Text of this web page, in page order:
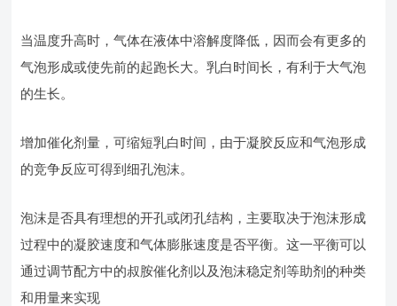
当温度升高时，气体在液体中溶解度降低，因而会有更多的
气泡形成或使先前的起跑长大。乳白时间长，有利于大气泡
的生长。
增加催化剂量，可缩短乳白时间，由于凝胶反应和气泡形成
的竞争反应可得到细孔泡沫。
泡沫是否具有理想的开孔或闭孔结构，主要取决于泡沫形成
过程中的凝胶速度和气体膨胀速度是否平衡。这一平衡可以
通过调节配方中的叔胺催化剂以及泡沫稳定剂等助剂的种类
和用量来实现